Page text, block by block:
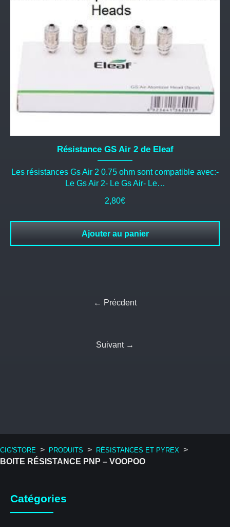
Résistance GS Air 2 de Eleaf
Les résistances Gs Air 2 0.75 ohm sont compatible avec:-
Le Gs Air 2- Le Gs Air- Le…
2,80€
Ajouter au panier
← Précdent
Suivant →
CIG'STORE > PRODUITS > RÉSISTANCES ET PYREX >
BOITE RÉSISTANCE PNP – VOOPOO
Catégories